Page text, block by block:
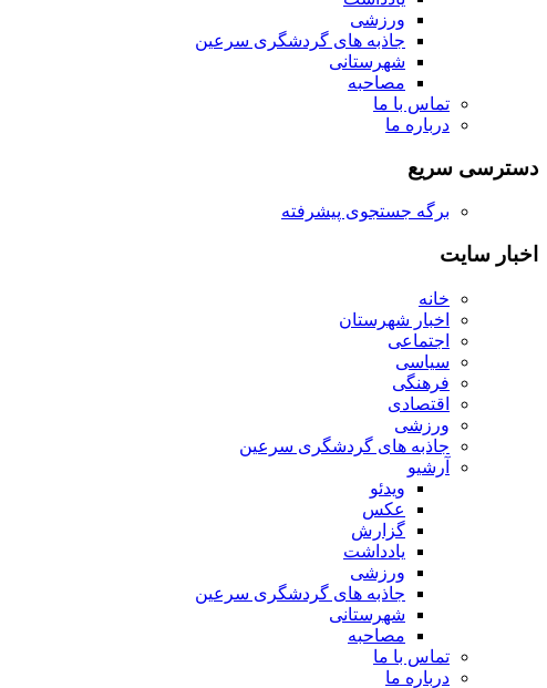
ورزشی
جاذبه های گردشگری سرعین
شهرستانی
مصاحبه
تماس با ما
درباره ما
دسترسی سریع
برگه جستجوی پیشرفته
اخبار سایت
خانه
اخبار شهرستان
اجتماعی
سیاسی
فرهنگی
اقتصادی
ورزشی
جاذبه های گردشگری سرعین
آرشیو
ویدئو
عکس
گزارش
یادداشت
ورزشی
جاذبه های گردشگری سرعین
شهرستانی
مصاحبه
تماس با ما
درباره ما